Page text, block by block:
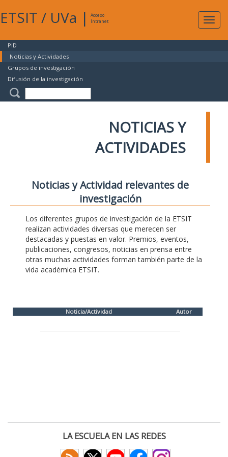
ETSIT / UVa |
Acceso
Intranet
PID
Noticias y Actividades
Grupos de investigación
Difusión de la investigación
NOTICIAS Y
ACTIVIDADES
Noticias y Actividad relevantes de
investigación
Los diferentes grupos de investigación de la ETSIT
realizan actividades diversas que merecen ser
destacadas y puestas en valor. Premios, eventos,
publicaciones, congresos, noticias en prensa entre
otras muchas actividades forman también parte de la
vida académica ETSIT.
Noticia/Actividad Autor
LA ESCUELA EN LAS REDES